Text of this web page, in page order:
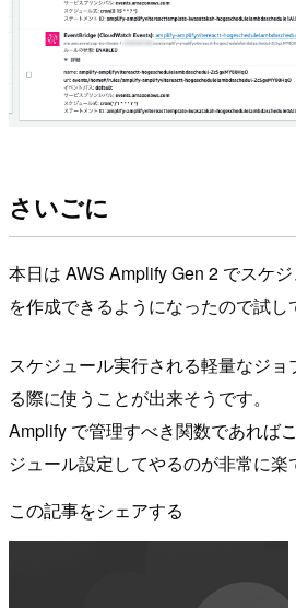
さいごに
本日は AWS Amplify Gen 2 でスケ
を作成できるようになったので試し
スケジュール実行される軽量なジ
る際に使うことが出来そうです。
Amplify で管理すべき関数であれば
ジュール設定してやるのが非常に楽
この記事をシェアする